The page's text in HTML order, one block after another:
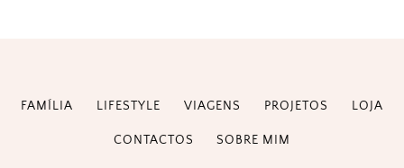
FAMÍLIA LIFESTYLE VIAGENS PROJETOS LOJA
CONTACTOS SOBRE MIM